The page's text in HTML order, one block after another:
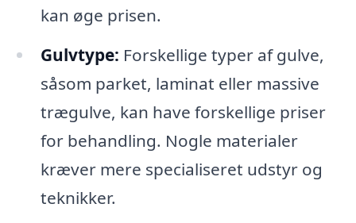
kan øge prisen.
Gulvtype: Forskellige typer af gulve,
såsom parket, laminat eller massive
trægulve, kan have forskellige priser
for behandling. Nogle materialer
kræver mere specialiseret udstyr og
teknikker.